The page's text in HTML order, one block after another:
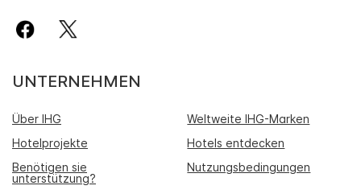
UNTERNEHMEN
Über IHG
Weltweite IHG-Marken
Hotelprojekte
Hotels entdecken
Benötigen sie
unterstützung?
Nutzungsbedingungen